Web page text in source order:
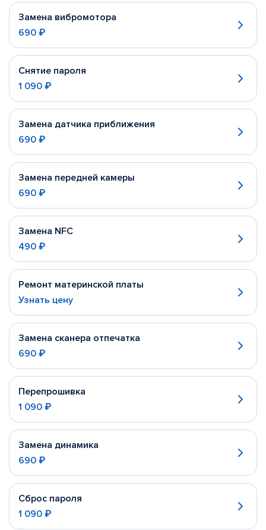
Замена вибромотора
690 ₽
Снятие пароля
1 090 ₽
Замена датчика приближения
690 ₽
Замена передней камеры
690 ₽
Замена NFC
490 ₽
Ремонт материнской платы
Узнать цену
Замена сканера отпечатка
690 ₽
Перепрошивка
1 090 ₽
Замена динамика
690 ₽
Сброс пароля
1 090 ₽